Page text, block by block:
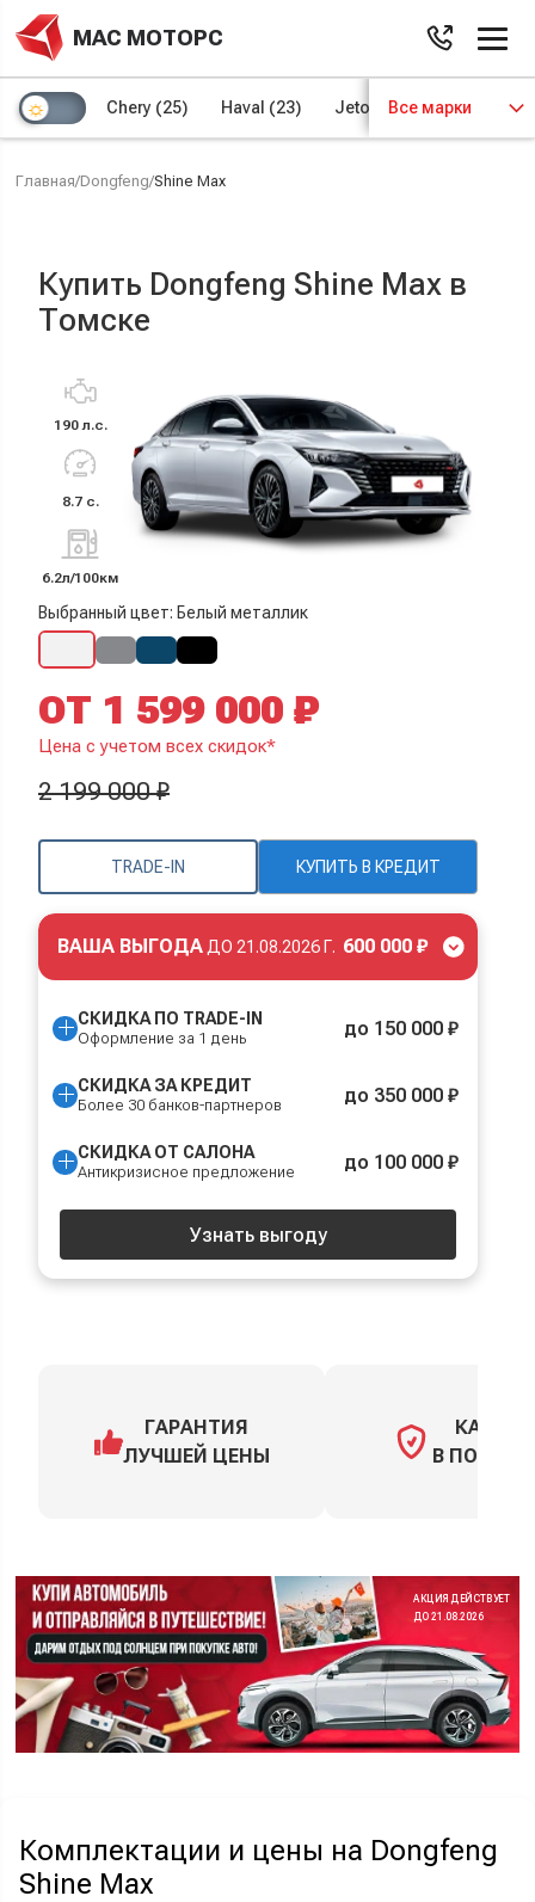
МАС МОТОРС
Chery (25) Haval (23) Jetour (8) Kaiyi (4)
Все марки
Главная/Dongfeng/Shine Max
Купить Dongfeng Shine Max в
Томске
190 л.с.
8.7 с.
6.2л/100км
Выбранный цвет: Белый металлик
TRADE-IN КУПИТЬ В КРЕДИТ
ОТ 1 599 000 ₽
Цена с учетом всех скидок*
2 199 000 ₽
ВАША ВЫГОДА ДО 21.08.2026 Г. 600 000 ₽
СКИДКА ПО TRADE-IN
Оформление за 1 день до 150 000 ₽
СКИДКА ЗА КРЕДИТ
Более 30 банков-партнеров до 350 000 ₽
СКИДКА ОТ САЛОНА
Антикризисное предложение до 100 000 ₽
Узнать выгоду
ГАРАНТИЯ
ЛУЧШЕЙ ЦЕНЫ
КАСКО
В
АКЦИЯ ДЕЙСТВУЕТ
ДО 21.08.2026
Комплектации и цены на Dongfeng
Shine Max